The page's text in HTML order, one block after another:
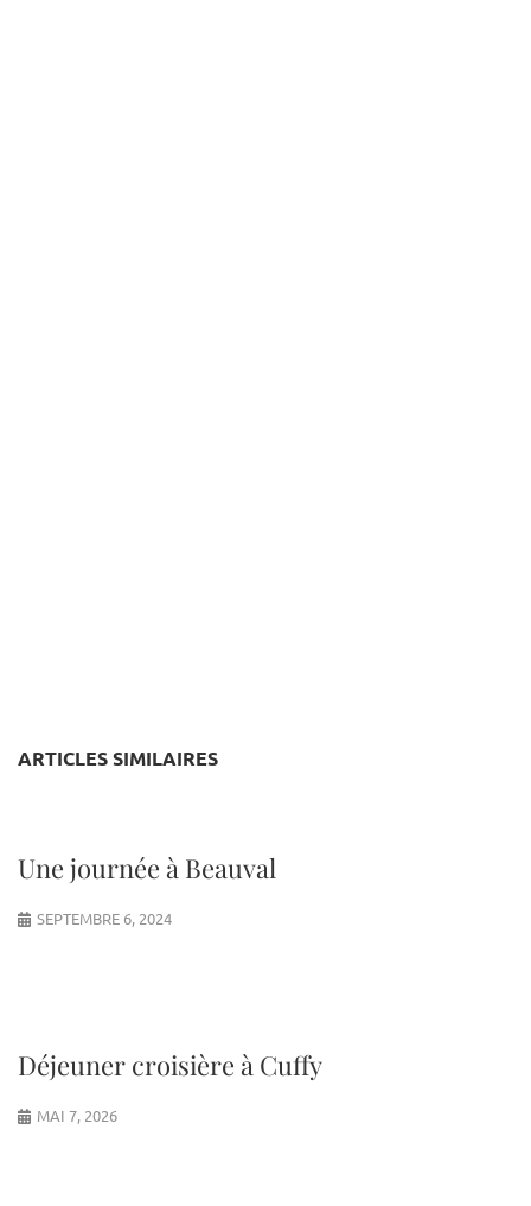
ARTICLES SIMILAIRES
Une journée à Beauval
SEPTEMBRE 6, 2024
Déjeuner croisière à Cuffy
MAI 7, 2026